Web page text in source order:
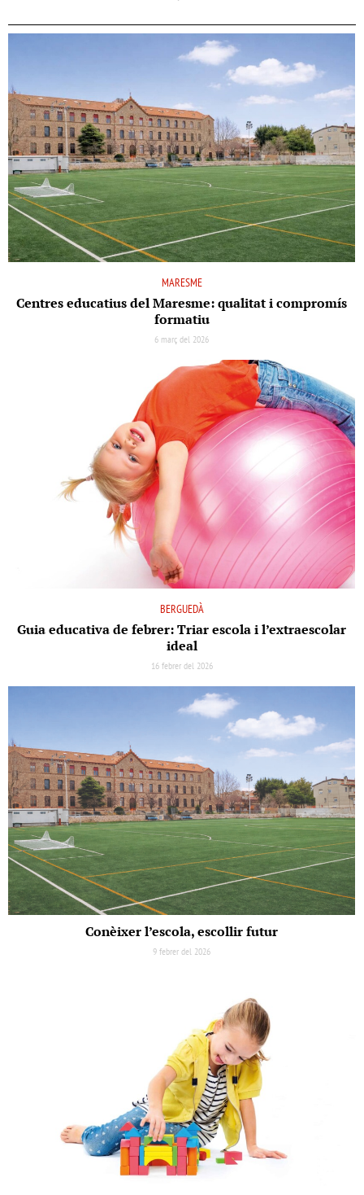
MARESME
Centres educatius del Maresme: qualitat i compromís
formatiu
6 març del 2026
BERGUEDÀ
Guia educativa de febrer: Triar escola i l’extraescolar
ideal
16 febrer del 2026
Conèixer l’escola, escollir futur
9 febrer del 2026